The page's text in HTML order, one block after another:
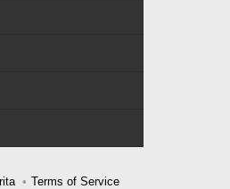
Terms of Service